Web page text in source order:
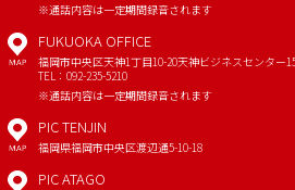
※通話内容は一定期間録音されます
MAP
FUKUOKA OFFICE
福岡市中央区天神1丁目10-20天神ビジネスセンター
TEL：092-235-5210
※通話内容は一定期間録音されます
MAP
PIC TENJIN
福岡県福岡市中央区渡辺通5-10-18
PIC ATAGO